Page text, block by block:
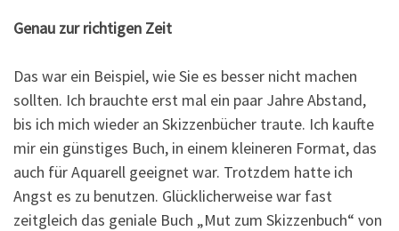
Genau zur richtigen Zeit
Das war ein Beispiel, wie Sie es besser nicht machen
sollten. Ich brauchte erst mal ein paar Jahre Abstand,
bis ich mich wieder an Skizzenbücher traute. Ich kaufte
mir ein günstiges Buch, in einem kleineren Format, das
auch für Aquarell geeignet war. Trotzdem hatte ich
Angst es zu benutzen. Glücklicherweise war fast
zeitgleich das geniale Buch „Mut zum Skizzenbuch“ von